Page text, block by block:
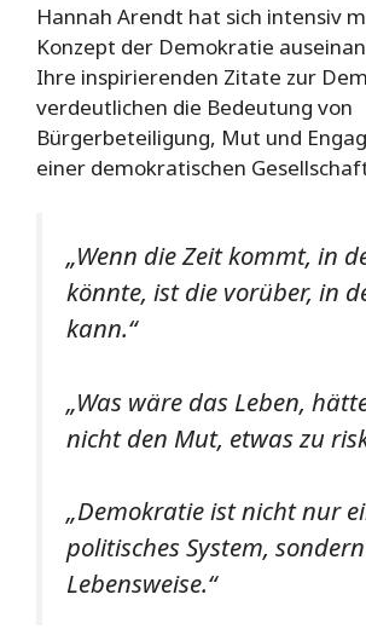
Hannah Arendt hat sich intensiv
Konzept der Demokratie
Ihre inspirierenden Zitate zur
verdeutlichen die Bedeutung von
Bürgerbeteiligung, Mut und
einer demokratischen
„Wenn die Zeit kommt, in
könnte, ist die vorüber, in
kann.“
„Was wäre das Leben,
nicht den Mut, etwas zu
„Demokratie ist nicht nur
politisches System,
Lebensweise.“